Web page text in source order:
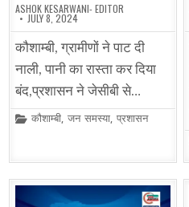
ASHOK KESARWANI- EDITOR
JULY 8, 2024
कौशाम्बी, ग्रामीणों ने पाट दी
नाली, पानी का रास्ता कर दिया
बंद,प्रशासन ने जेसीबी से…
Posted
कौशाम्बी,जन समस्या,प्रशासन